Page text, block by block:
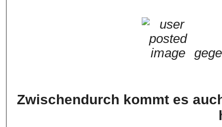
Zwischendurch kommt es